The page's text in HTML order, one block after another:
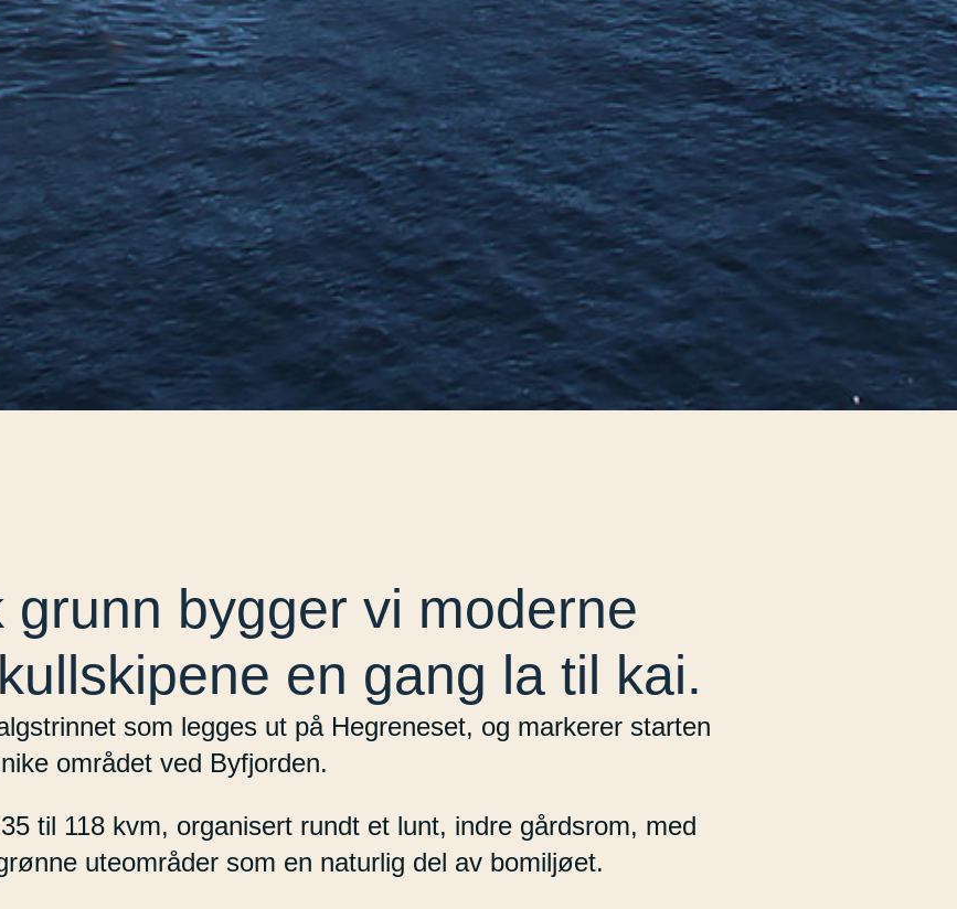
grunn bygger vi moderne
en gang la til kai.
som legges ut på Hegreneset, og markerer starten
området ved Byfjorden.
til 118 kvm, organisert rundt et lunt, indre gårdsrom, med
uteområder som en naturlig del av bomiljøet.